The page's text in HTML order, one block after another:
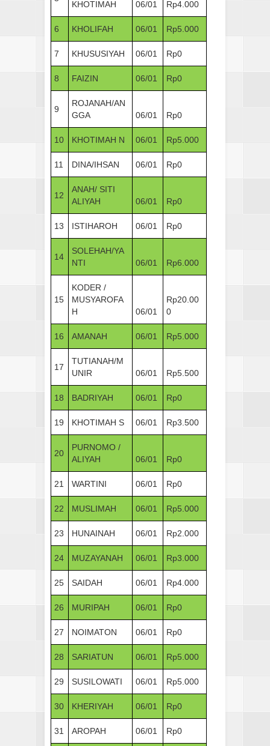
KHOTIMAH
06/01 Rp4.000
6 KHOLIFAH 06/01 Rp5.000
7 KHUSUSIYAH 06/01 Rp0
8 FAIZIN 06/01 Rp0
9
ROJANAH/AN
GGA
06/01 Rp0
10 KHOTIMAH N 06/01 Rp5.000
11 DINA/IHSAN 06/01 Rp0
12
ANAH/ SITI
ALIYAH
06/01 Rp0
13 ISTIHAROH 06/01 Rp0
14
SOLEHAH/YA
NTI
06/01 Rp6.000
15
KODER /
MUSYAROFA
H
06/01
Rp20.00
0
16 AMANAH 06/01 Rp5.000
17
TUTIANAH/M
UNIR
06/01 Rp5.500
18 BADRIYAH 06/01 Rp0
19 KHOTIMAH S 06/01 Rp3.500
20
PURNOMO /
ALIYAH
06/01 Rp0
21 WARTINI 06/01 Rp0
22 MUSLIMAH 06/01 Rp5.000
23 HUNAINAH 06/01 Rp2.000
24 MUZAYANAH 06/01 Rp3.000
25 SAIDAH 06/01 Rp4.000
26 MURIPAH 06/01 Rp0
27 NOIMATON 06/01 Rp0
28 SARIATUN 06/01 Rp5.000
29 SUSILOWATI 06/01 Rp5.000
30 KHERIYAH 06/01 Rp0
31 AROPAH 06/01 Rp0